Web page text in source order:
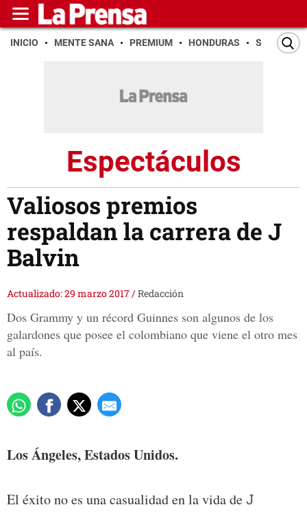
INICIO MENTE SANA PREMIUM HONDURAS SAN PEDRO
Espectáculos
Valiosos premios
respaldan la carrera de J
Balvin
Actualizado: 29 marzo 2017/Redacción
Dos Grammy y un récord Guinnes son algunos de los
galardones que posee el colombiano que viene el otro mes
al país.
Los Ángeles, Estados Unidos.
El éxito no es una casualidad en la vida deJ